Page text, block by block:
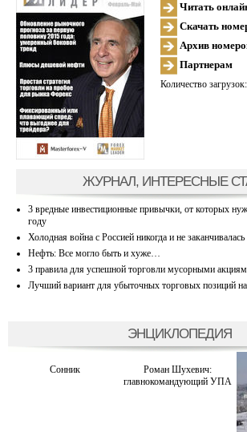
Читать
Скачать
Архив
Партнерам
Количество
ЖУРНАЛ, ИНТЕРЕСНЫЕ
3 вредные инвестиционные привычки, от которых
году
Холодная война с Россией никогда и не заканчивалась
Нефть: Все могло быть и хуже…
3 правила для успешной торговли мусорными
Лучший вариант для убыточных торговых позиций
ЭНЦИКЛОПЕДИЯ
Сонник
Роман Шухевич:
главнокомандующий УПА